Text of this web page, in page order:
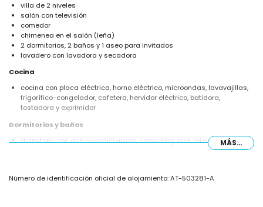
villa de 2 niveles
salón con televisión
comedor
chimenea en el salón (leña)
2 dormitorios, 2 baños y 1 aseo para invitados
lavadero con lavadora y secadora
Cocina
cocina con placa eléctrica, horno eléctrico, microondas, lavavajillas,
frigorífico-congelador, cafetera, hervidor eléctrico, batidora,
tostadora y exprimidor
Dormitorios y baños
dormitorio con aire acondicionado, cama king size, televisión y baño
baño con lavabo doble, ducha y WC
MÁS...
Número de identificación oficial de alojamiento: AT-503281-A